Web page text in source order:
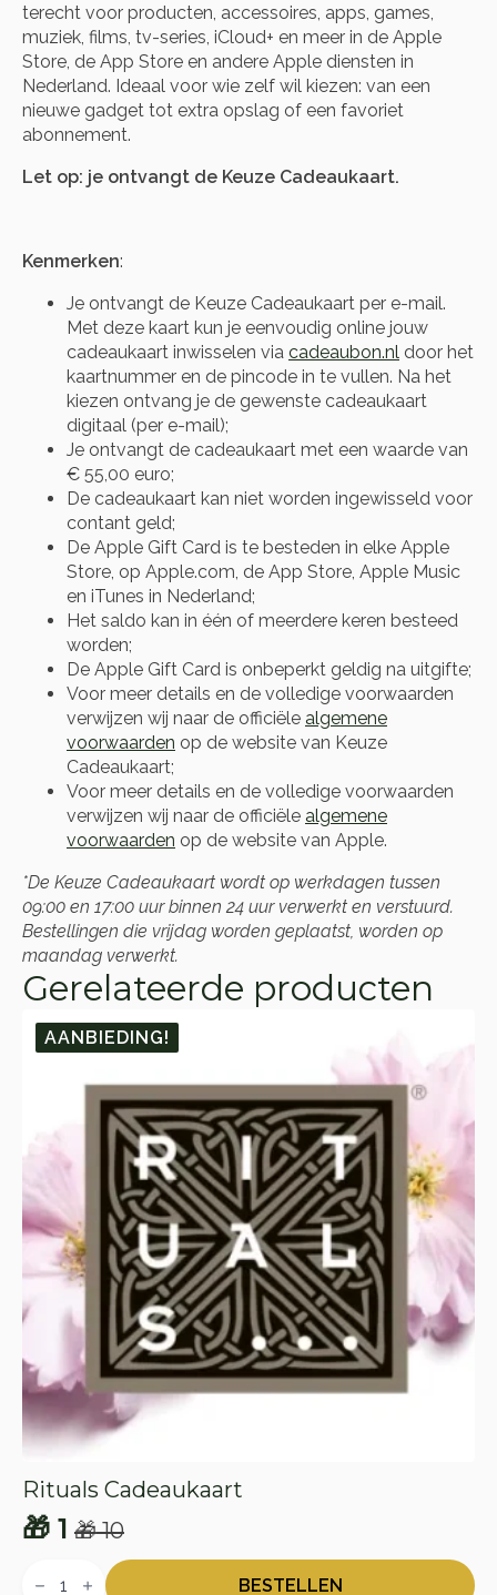
terecht voor producten, accessoires, apps, games,
muziek, films, tv-series, iCloud+ en meer in de Apple
Store, de App Store en andere Apple diensten in
Nederland. Ideaal voor wie zelf wil kiezen: van een
nieuwe gadget tot extra opslag of een favoriet
abonnement.
Let op: je ontvangt de Keuze Cadeaukaart.
Kenmerken:
Je ontvangt de Keuze Cadeaukaart per e-mail.
Met deze kaart kun je eenvoudig online jouw
cadeaukaart inwisselen via cadeaubon.nl door het
kaartnummer en de pincode in te vullen. Na het
kiezen ontvang je de gewenste cadeaukaart
digitaal (per e-mail);
Je ontvangt de cadeaukaart met een waarde van
€ 55,00 euro;
De cadeaukaart kan niet worden ingewisseld voor
contant geld;
De Apple Gift Card is te besteden in elke Apple
Store, op Apple.com, de App Store, Apple Music
en iTunes in Nederland;
Het saldo kan in één of meerdere keren besteed
worden;
De Apple Gift Card is onbeperkt geldig na uitgifte;
Voor meer details en de volledige voorwaarden
verwijzen wij naar de officiële algemene
voorwaarden op de website van Keuze
Cadeaukaart;
Voor meer details en de volledige voorwaarden
verwijzen wij naar de officiële algemene
voorwaarden op de website van Apple.
*De Keuze Cadeaukaart wordt op werkdagen tussen
09:00 en 17:00 uur binnen 24 uur verwerkt en verstuurd.
Bestellingen die vrijdag worden geplaatst, worden op
maandag verwerkt.
Gerelateerde producten
AANBIEDING!
Rituals Cadeaukaart
🎁10
Oorspronkelijke
prijs
🎁 1
Huidige
prijs
Cadeaukaart
BESTELLEN